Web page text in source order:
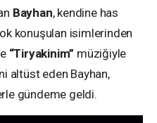
Bayhan, kendine has
konuşulan isimlerinden
“Tiryakinim” müziğiyle
altüst eden Bayhan,
gündeme geldi.